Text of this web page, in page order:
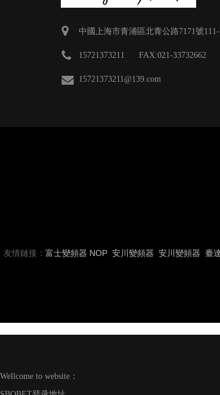
中國上海市青浦區北青公路7171號111-
15721373211 FAX:021-33732662
15721373211 @139.com
友情鏈接： 富士變頻器 NOP 安川變頻器 安川變頻器 臺
Wellcome to website：